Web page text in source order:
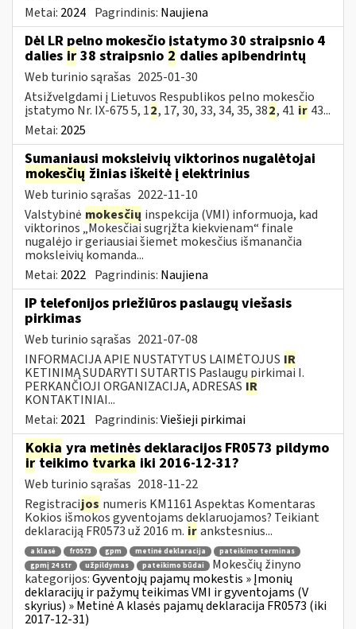
Metai: 2024 Pagrindinis: Naujiena
Dėl LR pelno mokesčio įstatymo 30 straipsnio 4
dalies ir 38 straipsnio 2 dalies apibendrintų
Web turinio sąrašas 2025-01-30
Atsižvelgdami į Lietuvos Respublikos pelno mokesčio
įstatymo Nr. IX-675 5, 12, 17, 30, 33, 34, 35, 382, 41 ir 43...
Metai: 2025
Sumaniausi moksleivių viktorinos nugalėtojai
mokesčių žinias iškeitė į elektrinius
Web turinio sąrašas 2022-11-10
Valstybinė mokesčių inspekcija (VMI) informuoja, kad
viktorinos „Mokesčiai sugrįžta kiekvienam“ finale
nugalėjo ir geriausiai šiemet mokesčius išmanančia
moksleivių komanda...
Metai: 2022 Pagrindinis: Naujiena
IP telefonijos priežiūros paslaugų viešasis
pirkimas
Web turinio sąrašas 2021-07-08
INFORMACIJA APIE NUSTATYTUS LAIMĖTOJUS IR
KETINIMĄ SUDARYTI SUTARTIS Paslaugų pirkimai I.
PERKANČIOJI ORGANIZACIJA, ADRESAS IR
KONTAKTINIAI...
Metai: 2021 Pagrindinis:Viešieji pirkimai
Kokia yra metinės deklaracijos FR0573 pildymo
irteikimo tvarka iki 2016-12-31?
Web turinio sąrašas 2018-11-22
Registracijos numeris KM1161 Aspektas Komentaras
Kokios išmokos gyventojams deklaruojamos? Teikiant
deklaraciją FR0573 už 2016 m. irankstesnius...
a klasė fr0573 gpm metinė deklaracija
pateikimo terminas
gpmį 24 str
užpildymas pateikimo būdai
Mokesčių žinyno
kategorijos:Gyventojų pajamų mokestis » Įmonių
deklaracijų ir pažymų teikimas VMI ir gyventojams (V
skyrius) » Metinė A klasės pajamų deklaracija FR0573 (iki
2017-12-31)